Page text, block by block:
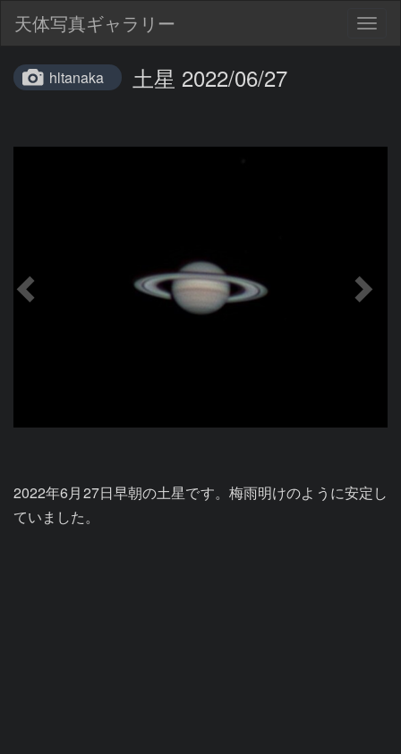
天体写真ギャラリー
hltanaka 土星 2022/06/27
2022年6月27日早朝の土星です。梅雨明けのように安定し
ていました。